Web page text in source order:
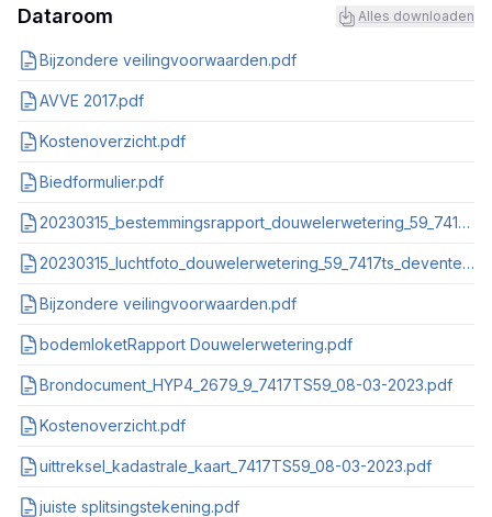
Dataroom Alles downloaden
Bijzondere veilingvoorwaarden.pdf
AVVE 2017.pdf
Kostenoverzicht.pdf
Biedformulier.pdf
20230315_bestemmingsrapport_douwelerwetering_59_7417ts_deventer.pdf
20230315_luchtfoto_douwelerwetering_59_7417ts_deventer.pdf
Bijzondere veilingvoorwaarden.pdf
bodemloketRapport Douwelerwetering.pdf
Brondocument_HYP4_2679_9_7417TS59_08-03-2023.pdf
Kostenoverzicht.pdf
uittreksel_kadastrale_kaart_7417TS59_08-03-2023.pdf
juiste splitsingstekening.pdf